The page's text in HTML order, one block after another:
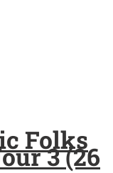
Folks
3 (26